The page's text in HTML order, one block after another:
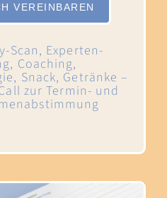
VEREINBAREN
Scan, Experten-
Coaching,
Snack, Getränke –
zur Termin- und